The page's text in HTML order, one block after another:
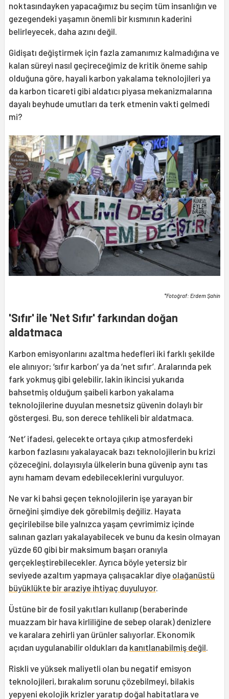
noktasındayken yapacağımız bu seçim tüm insanlığın ve
gezegendeki yaşamın önemli bir kısmının kaderini
belirleyecek, daha azını değil.
Gidişatı değiştirmek için fazla zamanımız kalmadığına ve
kalan süreyi nasıl geçireceğimiz de kritik öneme sahip
olduğuna göre, hayali karbon yakalama teknolojileri ya
da karbon ticareti gibi aldatıcı piyasa mekanizmalarına
dayalı beyhude umutları da terk etmenin vakti gelmedi
mi?
*Fotoğraf: Erdem Şahin
'Sıfır' ile 'Net Sıfır' farkından doğan
aldatmaca
Karbon emisyonlarını azaltma hedefleri iki farklı şekilde
ele alınıyor; ‘sıfır karbon’ ya da ‘net sıfır’. Aralarında pek
fark yokmuş gibi gelebilir, lakin ikincisi yukarıda
bahsetmiş olduğum şaibeli karbon yakalama
teknolojilerine duyulan mesnetsiz güvenin dolaylı bir
göstergesi. Bu, son derece tehlikeli bir aldatmaca.
‘Net’ ifadesi, gelecekte ortaya çıkıp atmosferdeki
karbon fazlasını yakalayacak bazı teknolojilerin bu krizi
çözeceğini, dolayısıyla ülkelerin buna güvenip aynı tas
aynı hamam devam edebileceklerini vurguluyor.
Ne var ki bahsi geçen teknolojilerin işe yarayan bir
örneğini şimdiye dek görebilmiş değiliz. Hayata
geçirilebilse bile yalnızca yaşam çevrimimiz içinde
salınan gazları yakalayabilecek ve bunu da kesin olmayan
yüzde 60 gibi bir maksimum başarı oranıyla
gerçekleştirebilecekler. Ayrıca böyle yetersiz bir
seviyede azaltım yapmaya çalışacaklar diye olağanüstü
büyüklükte bir araziye ihtiyaç duyuluyor.
Üstüne bir de fosil yakıtları kullanıp (beraberinde
muazzam bir hava kirliliğine de sebep olarak) denizlere
ve karalara zehirli yan ürünler salıyorlar. Ekonomik
açıdan uygulanabilir oldukları da kanıtlanabilmiş değil
Riskli ve yüksek maliyetli olan bu negatif emisyon
teknolojileri, bırakalım sorunu çözebilmeyi, bilakis
yepyeni ekolojik krizler yaratıp doğal habitatlara ve